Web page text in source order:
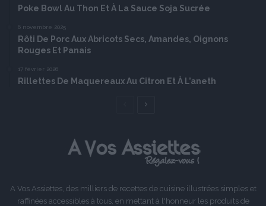
Poke Bowl Au Thon Et À La Sauce Soja Sucrée
6 novembre 2025
Rôti De Porc Aux Abricots Secs, Amandes, Oignons
Rouges Et Panais
17 février 2026
Rillettes De Maquereaux Au Citron Et À L’aneth
Page
A Vos Assiettes, des milliers de recettes de cuisine illustrées simples et
raffinées accessibles à tous, en mettant à l'honneur les produits de